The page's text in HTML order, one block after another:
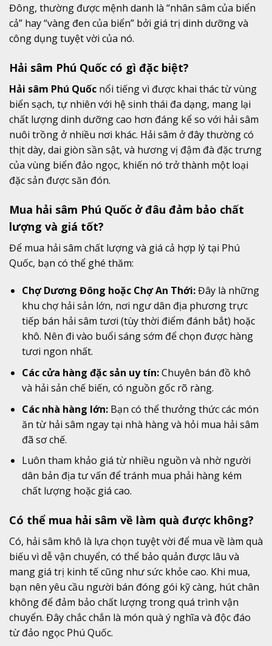
Đông, thường được mệnh danh là “nhân sâm của biển
cả” hay “vàng đen của biển” bởi giá trị dinh dưỡng và
công dụng tuyệt vời của nó.
Hải sâm Phú Quốc có gì đặc biệt?
Hải sâm Phú Quốc nổi tiếng vì được khai thác từ vùng
biển sạch, tự nhiên với hệ sinh thái đa dạng, mang lại
chất lượng dinh dưỡng cao hơn đáng kể so với hải sâm
nuôi trồng ở nhiều nơi khác. Hải sâm ở đây thường có
thịt dày, dai giòn sần sật, và hương vị đậm đà đặc trưng
của vùng biển đảo ngọc, khiến nó trở thành một loại
đặc sản được săn đón.
Mua hải sâm Phú Quốc ở đâu đảm bảo chất
lượng và giá tốt?
Để mua hải sâm chất lượng và giá cả hợp lý tại Phú
Quốc, bạn có thể ghé thăm:
Chợ Dương Đông hoặc Chợ An Thới:Đây là những
khu chợ hải sản lớn, nơi ngư dân địa phương trực
tiếp bán hải sâm tươi (tùy thời điểm đánh bắt) hoặc
khô. Nên đi vào buổi sáng sớm để chọn được hàng
tươi ngon nhất.
Các cửa hàng đặc sản uy tín:Chuyên bán đồ khô
và hải sản chế biến, có nguồn gốc rõ ràng.
Các nhà hàng lớn:Bạn có thể thưởng thức các món
ăn từ hải sâm ngay tại nhà hàng và hỏi mua hải sâm
đã sơ chế.
Luôn tham khảo giá từ nhiều nguồn và nhờ người
dân bản địa tư vấn để tránh mua phải hàng kém
chất lượng hoặc giá cao.
Có thể mua hải sâm về làm quà được không?
Có, hải sâm khô là lựa chọn tuyệt vời để mua về làm quà
biếu vì dễ vận chuyển, có thể bảo quản được lâu và
mang giá trị kinh tế cũng như sức khỏe cao. Khi mua,
bạn nên yêu cầu người bán đóng gói kỹ càng, hút chân
không để đảm bảo chất lượng trong quá trình vận
chuyển. Đây chắc chắn là món quà ý nghĩa và độc đáo
từ đảo ngọc Phú Quốc.